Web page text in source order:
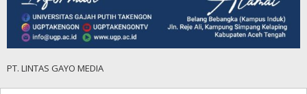
PT. LINTAS GAYO MEDIA